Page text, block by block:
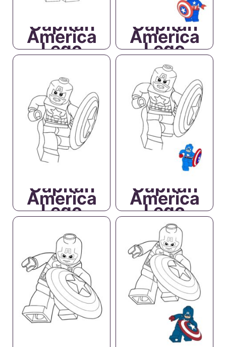
Capitan
America
Lego
Capitan
America
Lego
Capitan
America
Lego
Capitan
America
Lego